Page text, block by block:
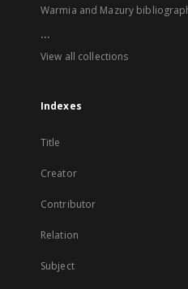
Warmia and Mazury
...
View all collections
Indexes
Title
Creator
Contributor
Relation
Subject